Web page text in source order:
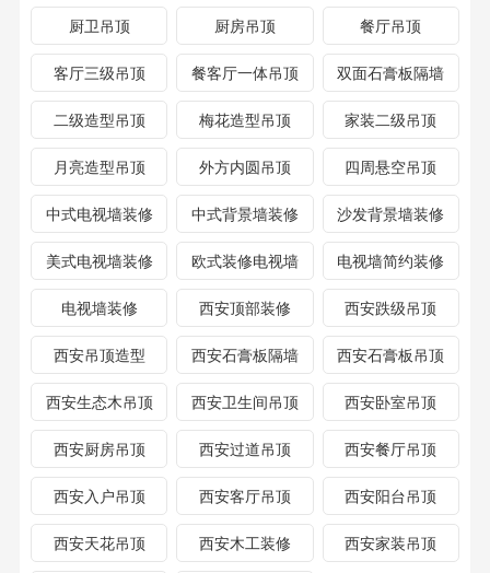
厨卫吊顶 厨房吊顶 餐厅吊顶
客厅三级吊顶 餐客厅一体吊顶 双面石膏板隔墙
二级造型吊顶 梅花造型吊顶 家装二级吊顶
月亮造型吊顶 外方内圆吊顶 四周悬空吊顶
中式电视墙装修 中式背景墙装修 沙发背景墙装修
美式电视墙装修 欧式装修电视墙 电视墙简约装修
电视墙装修 西安顶部装修 西安跌级吊顶
西安吊顶造型 西安石膏板隔墙 西安石膏板吊顶
西安生态木吊顶 西安卫生间吊顶 西安卧室吊顶
西安厨房吊顶 西安过道吊顶 西安餐厅吊顶
西安入户吊顶 西安客厅吊顶 西安阳台吊顶
西安天花吊顶 西安木工装修 西安家装吊顶